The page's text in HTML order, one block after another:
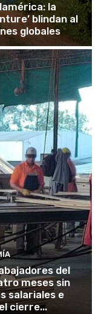
la
blindan al
globales
del
meses sin
salariales e
cierre...